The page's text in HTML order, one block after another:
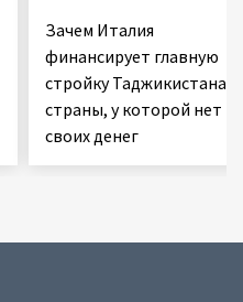
Зачем Италия
финансирует главную
стройку Таджикистана —
страны, у которой нет
своих денег